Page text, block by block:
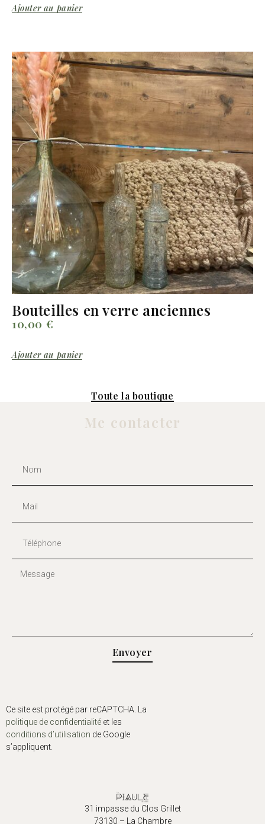
Ajouter au panier
Bouteilles en verre anciennes
10,00 €
Ajouter au panier
Toute la boutique
Me contacter
Envoyer
Ce site est protégé par reCAPTCHA. La
politique de confidentialité et les
conditions d’utilisation de Google
s’appliquent.
31 impasse du Clos Grillet
73130 – La Chambre